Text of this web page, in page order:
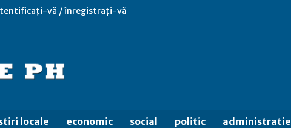
vă / înregistrați-vă
locale economic social politic administratie